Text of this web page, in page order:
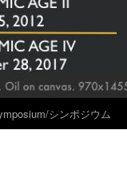
シンポジウム